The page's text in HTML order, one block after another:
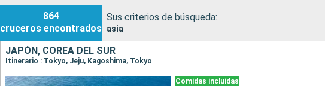
864
cruceros encontrados
Sus criterios de búsqueda:
asia
JAPÓN, COREA DEL SUR
Itinerario : Tokyo, Jeju, Kagoshima, Tokyo
Comidas incluidas